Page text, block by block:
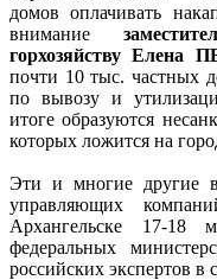
домов оплачивать
внимание
горхозяйству Елена
почти 10 тыс. частных
по вывозу и
итоге образуются
которых ложится на
Эти и многие другие
управляющих
Архангельске 17-18
федеральных
российских экспертов